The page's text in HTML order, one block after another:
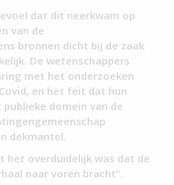
dat dit neerkwam op
van de
bronnen dicht bij de zaak
De wetenschappers
met het onderzoeken
en het feit dat hun
domein van de
dekmantel.
het overduidelijk was dat de
naar voren bracht”.